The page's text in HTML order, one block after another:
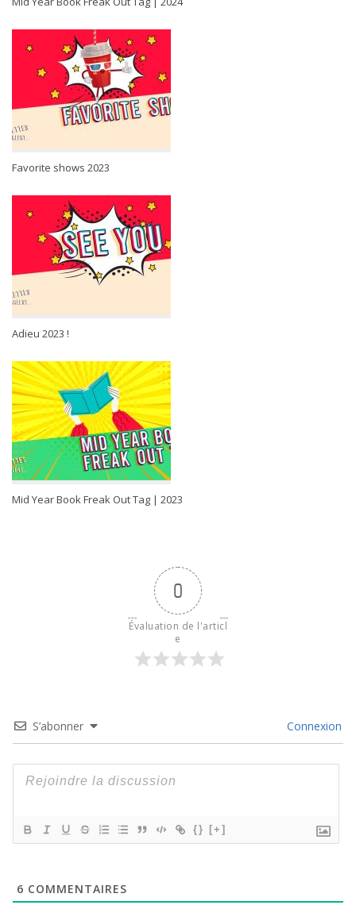
Favorite shows 2023
Adieu 2023 !
Mid Year Book Freak Out Tag | 2023
0
Évaluation de l'articl
e
S’abonner Connexion
{} [+]
6 COMMENTAIRES